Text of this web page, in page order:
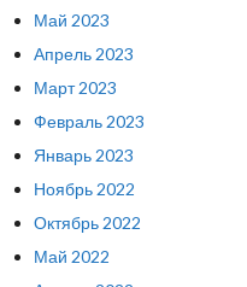
Май 2023
Апрель 2023
Март 2023
Февраль 2023
Январь 2023
Ноябрь 2022
Октябрь 2022
Май 2022